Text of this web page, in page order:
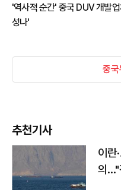
'역사적 순간' 중국 DUV 개발
성나'
중국
추천기사
이란
의…"